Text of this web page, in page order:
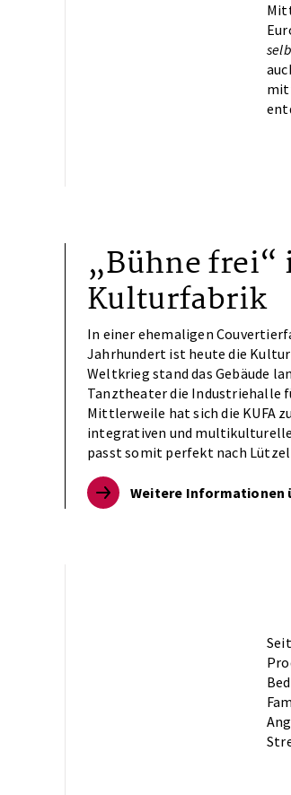
„Bühne frei“
Kulturfabrik
In einer ehemaligen
Jahrhundert ist heute die Kultur
Weltkrieg stand das Gebäude
Tanztheater die Industriehalle
Mittlerweile hat sich die KUFA
integrativen und
passt somit perfekt nach
Weitere Informationen